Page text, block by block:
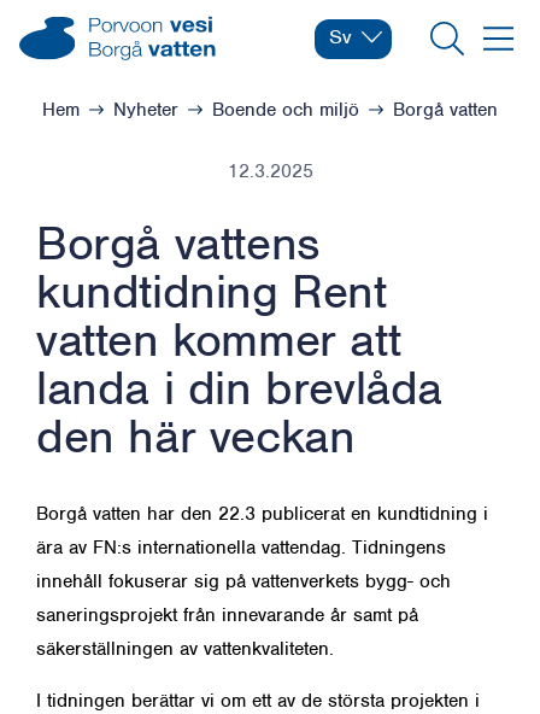
Hoppa till innehåll
Meny
Borgå vatten – Gå till startsidan
Byt språk
Nuvarande språk:
Sv
Sök
Bläddra:
Hem Nyheter Boende och miljö Borgå vatten
12.3.2025
Borgå vattens
kundtidning Rent
vatten kommer att
landa i din brevlåda
den här veckan
Borgå vatten har den 22.3 publicerat en kundtidning i
ära av FN:s internationella vattendag. Tidningens
innehåll fokuserar sig på vattenverkets bygg- och
saneringsprojekt från innevarande år samt på
säkerställningen av vattenkvaliteten.
I tidningen berättar vi om ett av de största projekten i